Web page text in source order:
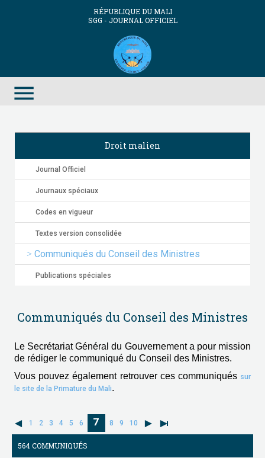
RÉPUBLIQUE DU MALI
SGG - JOURNAL OFFICIEL
menu
Droit malien
Journal Officiel
Journaux spéciaux
Codes en vigueur
Textes version consolidée
Communiqués du Conseil des Ministres
Publications spéciales
Communiqués du Conseil des Ministres
Le Secrétariat Général du Gouvernement a pour mission
de rédiger le communiqué du Conseil des Ministres.
Vous pouvez également retrouver ces communiqués sur
le site de la Primature du Mali.
1 2 3 4 5 6 7 8 9 10
564 COMMUNIQUÉS